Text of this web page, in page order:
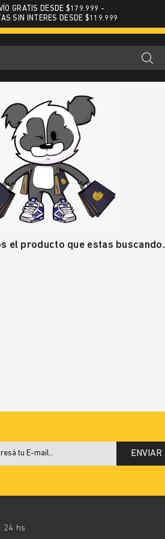
GRATIS DESDE $179.999 -
SIN INTERES DESDE $119.999
el producto que estas buscando.
ENVIAR
24 hs